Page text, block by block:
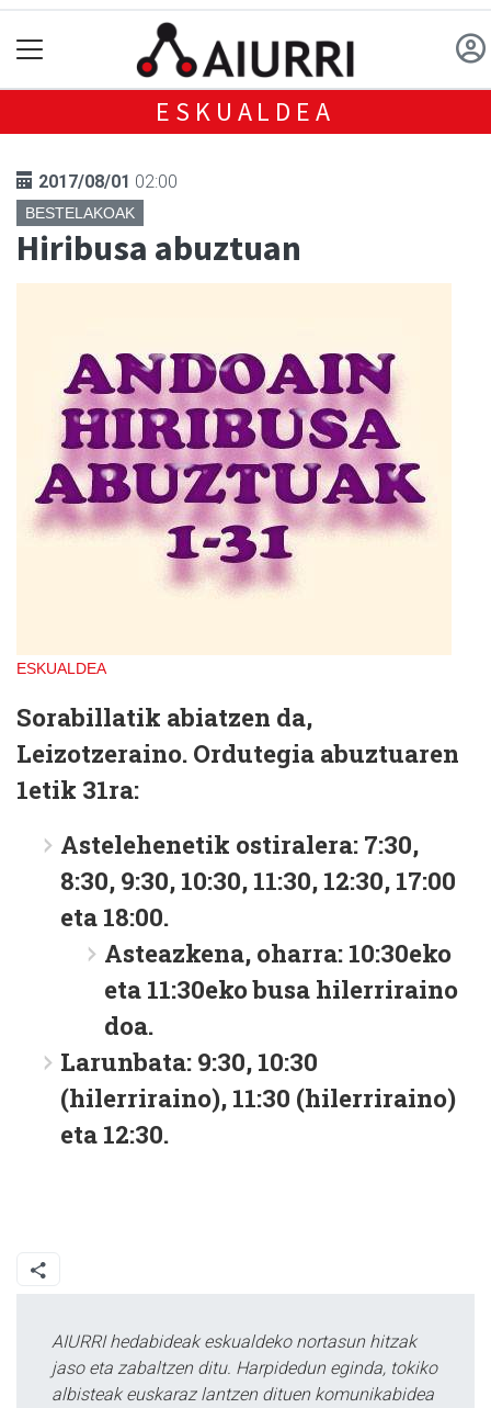
ESKUALDEA
2017/08/01 02:00
BESTELAKOAK
Hiribusa abuztuan
ESKUALDEA
Sorabillatik abiatzen da,
Leizotzeraino. Ordutegia abuztuaren
1etik 31ra:
Astelehenetik ostiralera: 7:30,
8:30, 9:30, 10:30, 11:30, 12:30, 17:00
eta 18:00.
Asteazkena, oharra: 10:30eko
eta 11:30eko busa hilerriraino
doa.
Larunbata: 9:30, 10:30
(hilerriraino), 11:30 (hilerriraino)
eta 12:30.
AIURRI hedabideak eskualdeko nortasun hitzak
jaso eta zabaltzen ditu. Harpidedun eginda, tokiko
albisteak euskaraz lantzen dituen komunikabidea